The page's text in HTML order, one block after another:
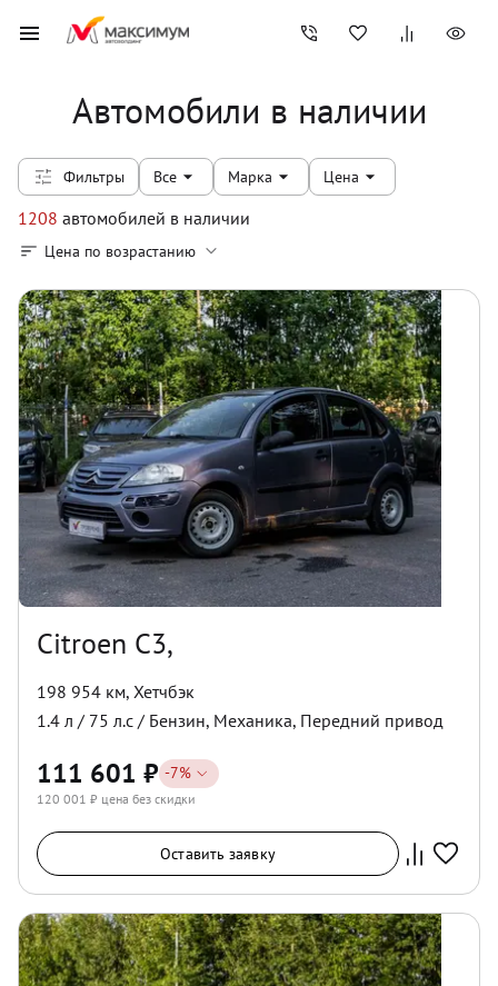
Автомобили в наличии
Фильтры Все Марка Цена
1208 автомобилей в наличии
Цена по возрастанию
Citroen C3,
198 954 км, Хетчбэк
1.4 л / 75 л.с / Бензин, Механика, Передний привод
111 601 ₽ -7%
120 001 ₽ цена без скидки
Оставить заявку